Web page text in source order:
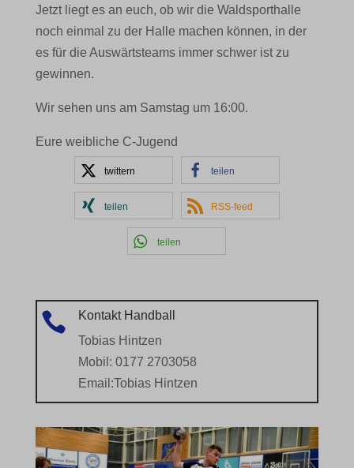
Jetzt liegt es an euch, ob wir die Waldsporthalle
noch einmal zu der Halle machen können, in der
es für die Auswärtsteams immer schwer ist zu
gewinnen.
Wir sehen uns am Samstag um 16:00.
Eure weibliche C-Jugend
twittern teilen
teilen RSS-feed
teilen

Kontakt Handball
Tobias Hintzen
Mobil: 0177 2703058
Email:Tobias Hintzen